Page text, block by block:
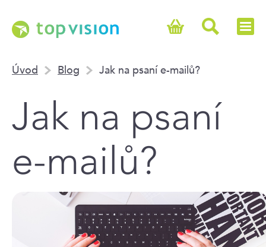
Úvod Blog Jak na psaní e-mailů?
Jak na psaní
e-mailů?